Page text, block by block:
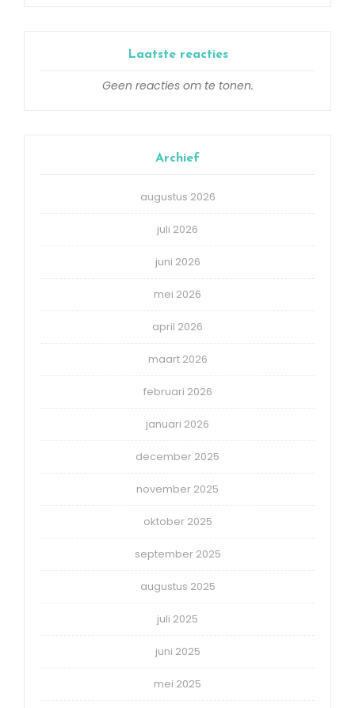
Laatste reacties
Geen reacties om te tonen.
Archief
augustus 2026
juli 2026
juni 2026
mei 2026
april 2026
maart 2026
februari 2026
januari 2026
december 2025
november 2025
oktober 2025
september 2025
augustus 2025
juli 2025
juni 2025
mei 2025